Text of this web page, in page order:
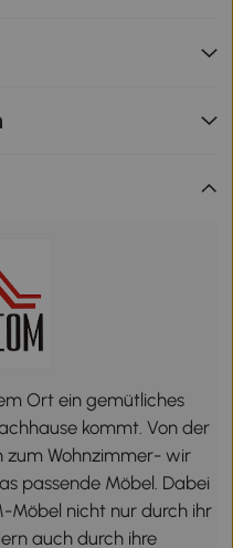
Ort ein gemütliches
kommt. Von der
zum Wohnzimmer- wir
passende Möbel. Dabei
Möbel nicht nur durch ihr
auch durch ihre